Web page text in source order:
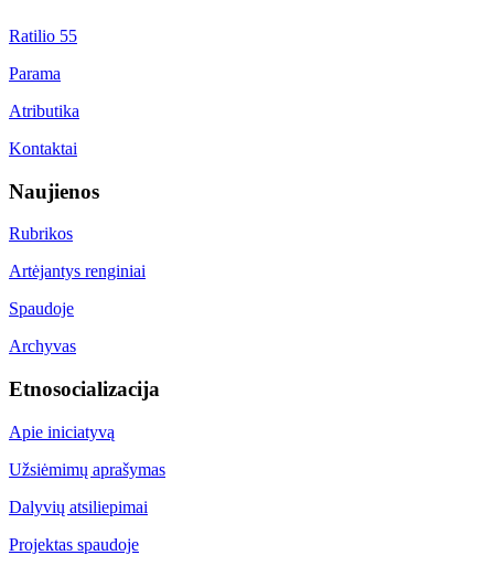
Ratilio 55
Parama
Atributika
Kontaktai
Naujienos
Rubrikos
Artėjantys renginiai
Spaudoje
Archyvas
Etnosocializacija
Apie iniciatyvą
Užsiėmimų aprašymas
Dalyvių atsiliepimai
Projektas spaudoje